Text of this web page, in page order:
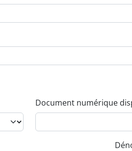
Document numérique